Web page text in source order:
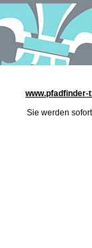
www.pfadfinder-
Sie werden